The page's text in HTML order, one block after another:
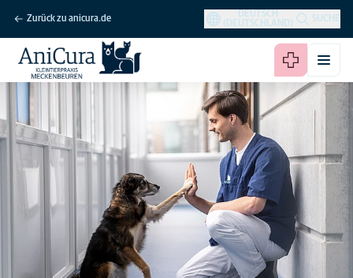
Zurück zu anicura.de
DEUTSCH
(DEUTSCHLAND)
SUCHE